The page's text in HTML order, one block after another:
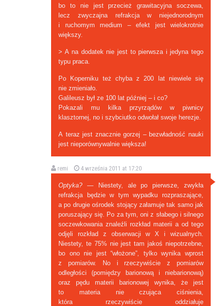
bo to nie jest przecież grawitacyjna soczewa,
lecz zwyczajna refrakcja w niejednorodnym
i ruchomym medium – efekt jest wielokrotnie
większy.
> A na dodatek nie jest to pierwsza i jedyna tego
typu praca.
Po Koperniku też chyba z 200 lat niewiele się
nie zmieniało.
Galileusz był ze 100 lat później – i co?
Pokazali mu kilka przyrządów w piwnicy
klasztornej, no i szybciutko odwołał swoje herezje.
A teraz jest znacznie gorzej – bezwładność nauki
jest nieporównywalnie większa!
remi 4 września 2011 at 17:20
Optyka?— Niestety, ale po pierwsze, zwykła
refrakcja będzie w tym wypadku rozpraszające,
a po drugie ośrodek stojący załamuje tak samo jak
poruszający się. Po za tym, oni z słabego i silnego
soczewkowania znaleźli rozkład materii a od tego
odjęli rozkład z obserwacji w X i wizualnych.
Niestety, te 75% nie jest tam jakoś niepotrzebne,
bo ono nie jest “włożone”, tylko wynika wprost
z pomiarów. No i rzeczywiście z pomiarów
odległości (pomiędzy barionową i niebarionową)
oraz pędu materii barionowej wynika, że jest
to materia nie czująca ciśnienia,
która rzeczywiście oddziałuje